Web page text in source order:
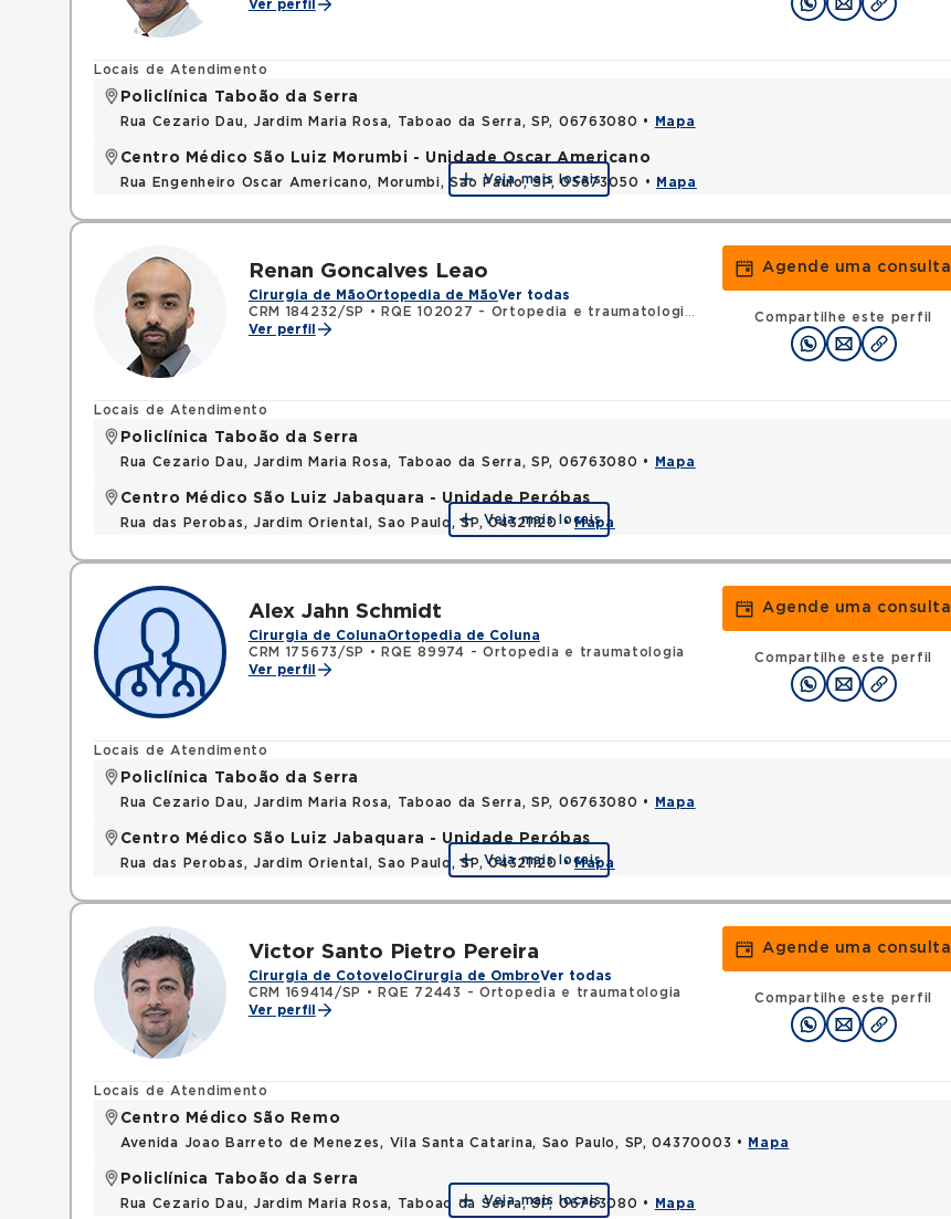
Ver perfil
Locais de Atendimento
Policlínica Taboão da Serra
Rua Cezario Dau, Jardim Maria Rosa, Taboao da Serra, SP, 06763080 • Mapa
Centro Médico São Luiz Morumbi - Unidade Oscar Americano
Rua Engenheiro Oscar Americano, Morumbi, Sao Paulo, SP, 05673050 • Mapa
Veja mais locais
Renan Goncalves Leao
Cirurgia de MãoOrtopedia de MãoVer todas
CRM 184232/SP
• RQE 102027 - Ortopedia e traumatologia
RQE 144145 - Cirurgia da mão
Ver perfil
Agende uma consulta
Compartilhe este perfil
Locais de Atendimento
Policlínica Taboão da Serra
Rua Cezario Dau, Jardim Maria Rosa, Taboao da Serra, SP, 06763080 • Mapa
Centro Médico São Luiz Jabaquara - Unidade Peróbas
Rua das Perobas, Jardim Oriental, Sao Paulo, SP, 04321120 •Mapa
Veja mais locais
Alex Jahn Schmidt
Cirurgia de ColunaOrtopedia de Coluna
CRM 175673/SP
•
RQE 89974 - Ortopedia e traumatologia
Ver perfil
Agende uma consulta
Compartilhe este perfil
Locais de Atendimento
Policlínica Taboão da Serra
Rua Cezario Dau, Jardim Maria Rosa, Taboao da Serra, SP, 06763080 • Mapa
Centro Médico São Luiz Jabaquara - Unidade Peróbas
Rua das Perobas, Jardim Oriental, Sao Paulo, SP, 04321120 •Mapa
Veja mais locais
Victor Santo Pietro Pereira
Cirurgia de CotoveloCirurgia de OmbroVer todas
CRM 169414/SP
•
RQE 72443 - Ortopedia e traumatologia
Ver perfil
Agende uma consulta
Compartilhe este perfil
Locais de Atendimento
Centro Médico São Remo
Avenida Joao Barreto de Menezes, Vila Santa Catarina, Sao Paulo, SP, 04370003 • Mapa
Policlínica Taboão da Serra
Rua Cezario Dau, Jardim Maria Rosa, Taboao da Serra, SP, 06763080 • Mapa
Veja mais locais